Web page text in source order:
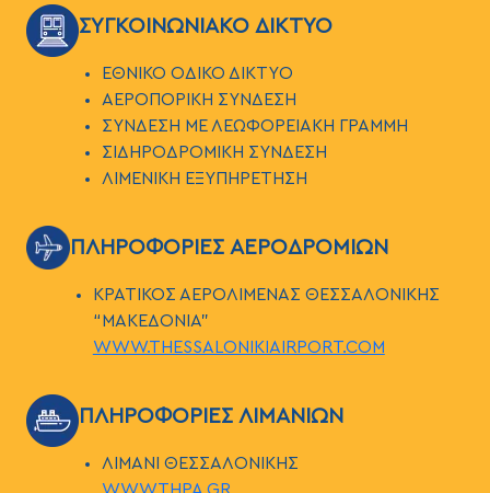
ΕΙΚΟΝΑΣΥΓΚΟΙΝΩΝΙΑΚΟ ΔΙΚΤΥΟ
ΕΘΝΙΚΟ ΟΔΙΚΟ ΔΙΚΤΥΟ
ΑΕΡΟΠΟΡΙΚΗ ΣΥΝΔΕΣΗ
ΣΥΝΔΕΣΗ ΜΕ ΛΕΩΦΟΡΕΙΑΚΗ ΓΡΑΜΜΗ
ΣΙΔΗΡΟΔΡΟΜΙΚΗ ΣΥΝΔΕΣΗ
ΛΙΜΕΝΙΚΗ ΕΞΥΠΗΡΕΤΗΣΗ
ΕΙΚΟΝΑΠΛΗΡΟΦΟΡΙΕΣ ΑΕΡΟΔΡΟΜΙΩΝ
ΚΡΑΤΙΚΟΣ ΑΕΡΟΛΙΜΕΝΑΣ ΘΕΣΣΑΛΟΝΙΚΗΣ
“ΜΑΚΕΔΟΝΙΑ”
WWW.THESSALONIKIAIRPORT.COM
ΕΙΚΟΝΑΠΛΗΡΟΦΟΡΙΕΣ ΛΙΜΑΝΙΩΝ
ΛΙΜΑΝΙ ΘΕΣΣΑΛΟΝΙΚΗΣ